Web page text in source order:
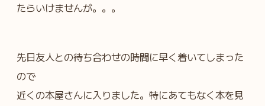
たらいけませんが。。。
先日友人との待ち合わせの時間に早く着いてしまった
ので
近くの本屋さんに入りました。特にあてもなく本を見